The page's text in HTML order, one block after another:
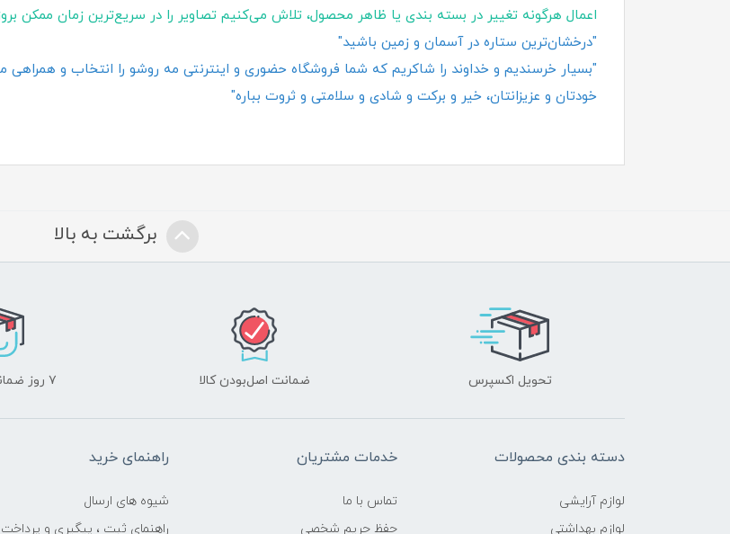
اعمال هرگونه تغییر در بسته‌ بندی یا ظاهر محصول، تلاش می‌کنیم تصاویر را در سریع‌ترین زمان ممکن
"درخشان‌ترین ستاره در آسمان و زمین باشید"
"بسیار خرسندیم و خداوند را شاکریم که شما فروشگاه حضوری و اینترنتی مه روشو را انتخاب و همراهی
خودتان و عزیزانتان، خیر و برکت و شادی و سلامتی و ثروت بباره"
برگشت به بالا
تحویل اکسپرس ضمانت اصل‌بودن کالا ۷ روز ضمانت بازگشت
دسته بندی محصولات
لوازم آرایشی
لوازم بهداشتی
خدمات مشتریان
تماس با ما
حفظ حریم شخصی
راهنمای خرید
شیوه های ارسال
راهنمای ثبت ، پیگیری و پرداخت